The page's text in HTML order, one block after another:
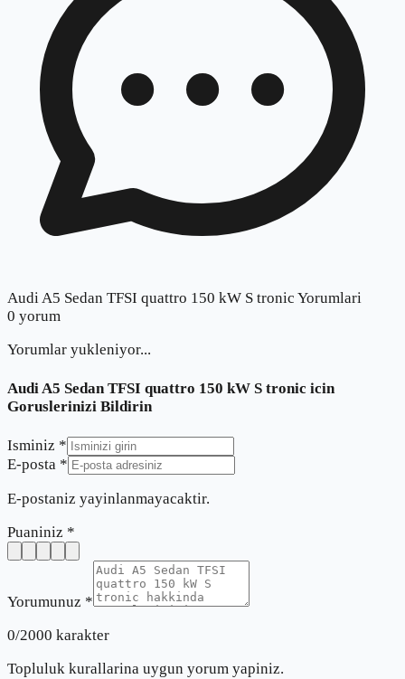
Audi A5 Sedan TFSI quattro 150 kW S tronic Yorumlari
0 yorum
Yorumlar yukleniyor...
Audi A5 Sedan TFSI quattro 150 kW S tronic icin
Goruslerinizi Bildirin
Isminiz *
E-posta *
E-postaniz yayinlanmayacaktir.
Puaniniz *
Yorumunuz *
0/2000 karakter
Topluluk kurallarina uygun yorum yapiniz.